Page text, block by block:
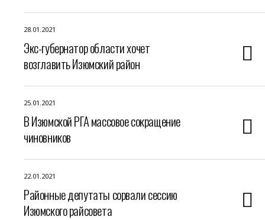
28.01.2021
Экс-губернатор области хочет
возглавить Изюмский район
25.01.2021
В Изюмской РГА массовое сокращение
чиновников
22.01.2021
Районные депутаты сорвали сессию
Изюмского райсовета